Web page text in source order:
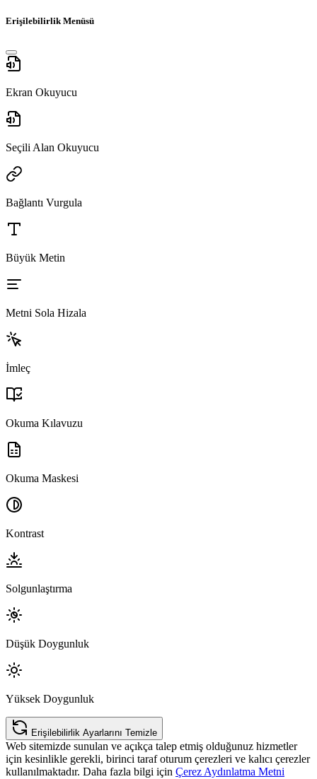
Erişilebilirlik Menüsü
Ekran Okuyucu
Seçili Alan Okuyucu
Bağlantı Vurgula
Büyük Metin
Metni Sola Hizala
İmleç
Okuma Kılavuzu
Okuma Maskesi
Kontrast
Solgunlaştırma
Düşük Doygunluk
Yüksek Doygunluk
Erişilebilirlik Ayarlarını Temizle
Web sitemizde sunulan ve açıkça talep etmiş olduğunuz hizmetler
için kesinlikle gerekli, birinci taraf oturum çerezleri ve kalıcı çerezler
kullanılmaktadır. Daha fazla bilgi için Çerez Aydınlatma Metni